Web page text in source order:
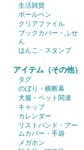
生活雑貨
ボールペン
クリアファイル
ブックカバー・ふせ
ん
はんこ・スタンプ
アイテム（その他）
タグ
のぼり・横断幕
犬服・ペット関連
キャップ
カレンダー
リストバンド・アー
ムカバー・手袋
メガホン